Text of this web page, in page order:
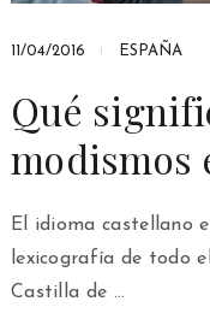
11/04/2016 ESPAÑA
Qué
modismos
El idioma castellano
lexicografía de todo
Castilla de …